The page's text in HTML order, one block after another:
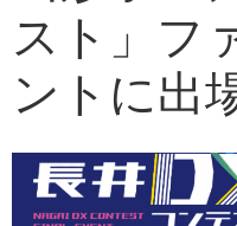
スト」フ
ントに出